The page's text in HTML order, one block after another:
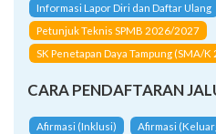
Informasi Lapor Diri dan Daftar Ulang
Petunjuk Teknis SPMB 2026/2027
SK Penetapan Daya Tampung (SMA/K
CARA PENDAFTARAN
Afirmasi (Inklusi) Afirmasi